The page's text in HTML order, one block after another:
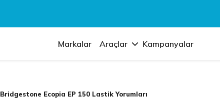
Markalar Araçlar Kampanyalar
Bridgestone Ecopia EP 150 Lastik Yorumları